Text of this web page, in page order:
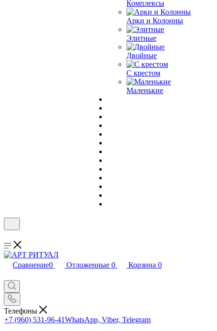
Комплексы
Арки и Колонны
Элитные
Двойные
С крестом
Маленькие
Сравнение0 Отложенные 0 Корзина 0
Телефоны
+7 (960) 531-96-41WhatsApp, Viber, Telegram